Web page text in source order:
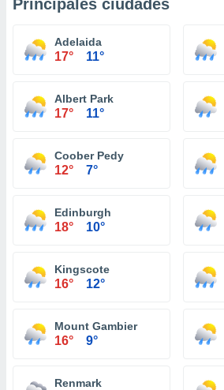
Principales ciudades
Adelaida
17° 11°
Albert Park
17° 11°
Coober Pedy
12° 7°
Edinburgh
18° 10°
Kingscote
16° 12°
Mount Gambier
16° 9°
Renmark